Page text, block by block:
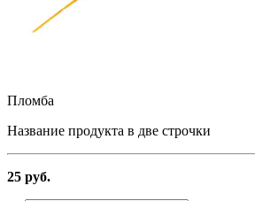
Пломба
Название продукта в две строчки
25 руб.